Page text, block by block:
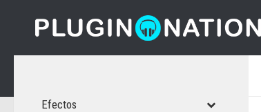
Saltar al contenido
Efectos